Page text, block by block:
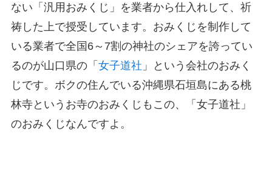
ない「汎用おみくじ」を業者から仕入れして、祈
祷した上で授受しています。おみくじを制作して
いる業者で全国6～7割の神社のシェアを誇ってい
るのが山口県の「 女子道社 」という会社のおみく
じです。ボクの住んでいる沖縄県石垣島にある桃
林寺というお寺のおみくじもこの、「女子道社」
のおみくじなんですよ。